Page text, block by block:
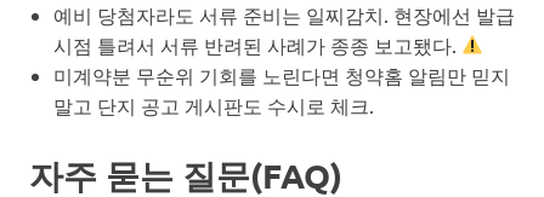
예비 당첨자라도 서류 준비는 일찌감치. 현장에선 발급
시점 틀려서 서류 반려된 사례가 종종 보고됐다.
미계약분 무순위 기회를 노린다면 청약홈 알림만 믿지
말고 단지 공고 게시판도 수시로 체크.
자주 묻는 질문(FAQ)